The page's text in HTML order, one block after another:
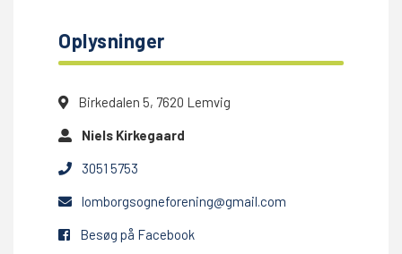
Oplysninger
Birkedalen 5, 7620 Lemvig
Niels Kirkegaard
3051 5753
lomborgsogneforening@gmail.com
Besøg på Facebook